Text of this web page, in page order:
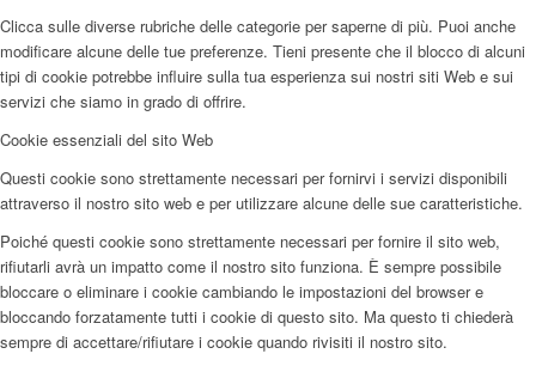
Clicca sulle diverse rubriche delle categorie per saperne di più. Puoi anche
modificare alcune delle tue preferenze. Tieni presente che il blocco di alcuni
tipi di cookie potrebbe influire sulla tua esperienza sui nostri siti Web e sui
servizi che siamo in grado di offrire.
Cookie essenziali del sito Web
Questi cookie sono strettamente necessari per fornirvi i servizi disponibili
attraverso il nostro sito web e per utilizzare alcune delle sue caratteristiche.
Poiché questi cookie sono strettamente necessari per fornire il sito web,
rifiutarli avrà un impatto come il nostro sito funziona. È sempre possibile
bloccare o eliminare i cookie cambiando le impostazioni del browser e
bloccando forzatamente tutti i cookie di questo sito. Ma questo ti chiederà
sempre di accettare/rifiutare i cookie quando rivisiti il nostro sito.